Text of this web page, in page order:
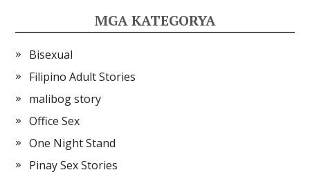
MGA KATEGORYA
Bisexual
Filipino Adult Stories
malibog story
Office Sex
One Night Stand
Pinay Sex Stories